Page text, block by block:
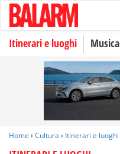
Itinerari e luoghi Musica
Home › Cultura › Itinerari e luoghi